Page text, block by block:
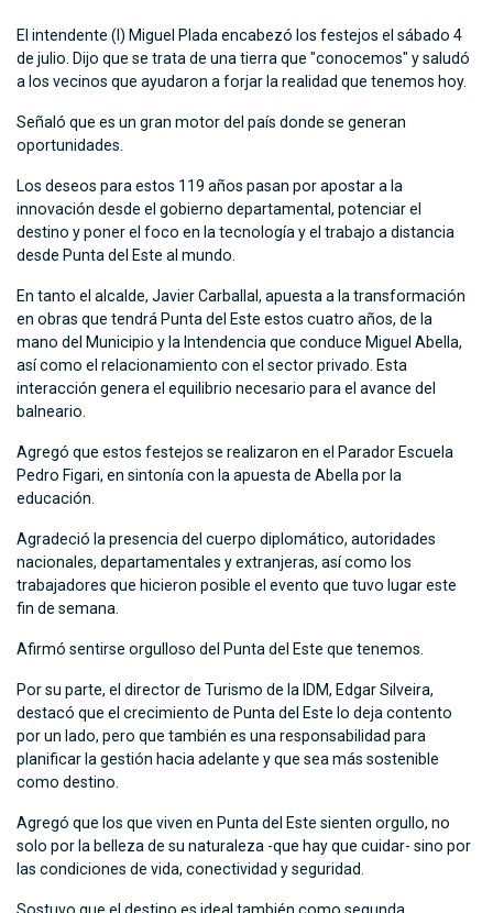
El intendente (l) Miguel Plada encabezó los festejos el sábado 4
de julio. Dijo que se trata de una tierra que "conocemos" y saludó
a los vecinos que ayudaron a forjar la realidad que tenemos hoy.
Señaló que es un gran motor del país donde se generan
oportunidades.
Los deseos para estos 119 años pasan por apostar a la
innovación desde el gobierno departamental, potenciar el
destino y poner el foco en la tecnología y el trabajo a distancia
desde Punta del Este al mundo.
En tanto el alcalde, Javier Carballal, apuesta a la transformación
en obras que tendrá Punta del Este estos cuatro años, de la
mano del Municipio y la Intendencia que conduce Miguel Abella,
así como el relacionamiento con el sector privado. Esta
interacción genera el equilibrio necesario para el avance del
balneario.
Agregó que estos festejos se realizaron en el Parador Escuela
Pedro Figari, en sintonía con la apuesta de Abella por la
educación.
Agradeció la presencia del cuerpo diplomático, autoridades
nacionales, departamentales y extranjeras, así como los
trabajadores que hicieron posible el evento que tuvo lugar este
fin de semana.
Afirmó sentirse orgulloso del Punta del Este que tenemos.
Por su parte, el director de Turismo de la IDM, Edgar Silveira,
destacó que el crecimiento de Punta del Este lo deja contento
por un lado, pero que también es una responsabilidad para
planificar la gestión hacia adelante y que sea más sostenible
como destino.
Agregó que los que viven en Punta del Este sienten orgullo, no
solo por la belleza de su naturaleza -que hay que cuidar- sino por
las condiciones de vida, conectividad y seguridad.